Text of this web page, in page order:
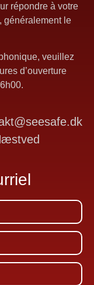
répondre à votre
généralement le
veuillez
d’ouverture